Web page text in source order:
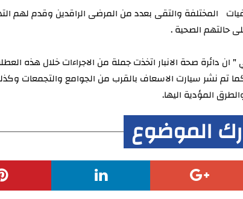
المختلفة والتقى بعدد من المرضى الراقدين وقدم لهم
حالتهم الصحية .
ان دائرة صحة الانبار اتخذت جملة من الاجراءات خلال هذه
نشر سيارت الاسعاف بالقرب من الجوامع والتجمعات
المؤدية اليها.
الموضوع